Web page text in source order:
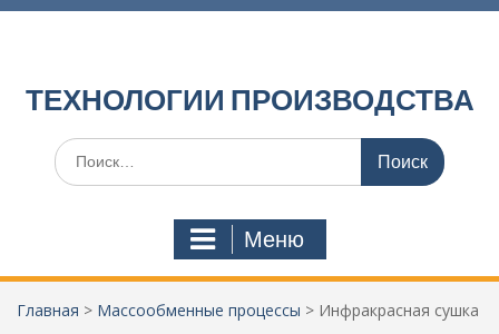
П
ТЕХНОЛОГИИ ПРОИЗВОДСТВА
И
с
Меню
Главная > Массообменные процессы > Инфракрасная сушка